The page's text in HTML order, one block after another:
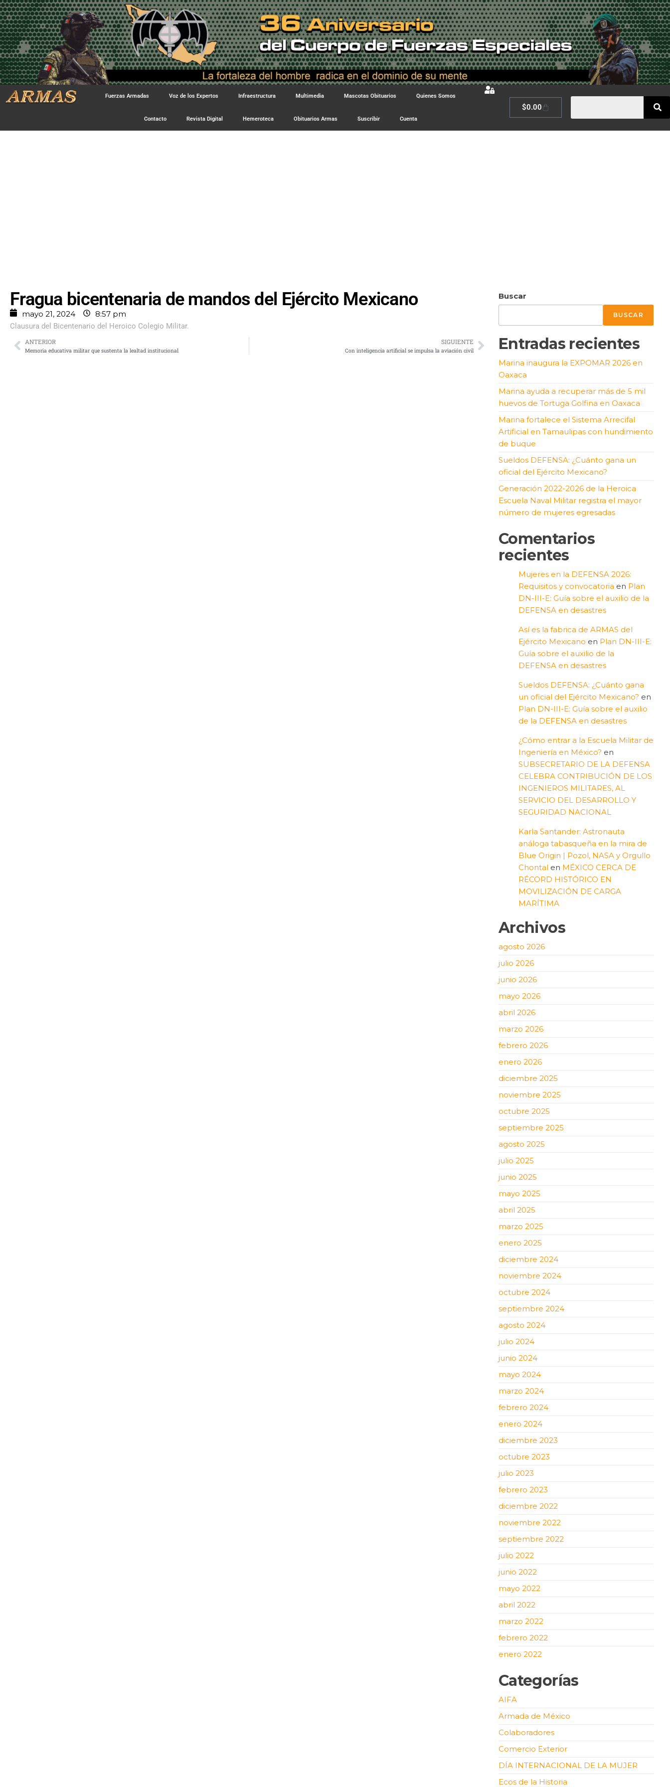
Fuerzas Armadas Voz de los Expertos Infraestructura Multimedia Mascotas Obituarios Quienes Somos
Contacto Revista Digital Hemeroteca Obituarios Armas Suscribir Cuenta
$0.00
Fragua bicentenaria de mandos del Ejército Mexicano
mayo 21, 2024 8:57 pm
Clausura del Bicentenario del Heroico Colegio Militar.
ANTERIOR
Memoria educativa militar que sustenta la lealtad institucional
SIGUIENTE
Con inteligencia artificial se impulsa la aviación civil
Buscar
BUSCAR
Entradas recientes
Marina inaugura la EXPOMAR 2026 en
Oaxaca
Marina ayuda a recuperar más de 5 mil
huevos de Tortuga Golfina en Oaxaca
Marina fortalece el Sistema Arrecifal
Artificial en Tamaulipas con hundimiento
de buque
Sueldos DEFENSA: ¿Cuánto gana un
oficial del Ejército Mexicano?
Generación 2022-2026 de la Heroica
Escuela Naval Militar registra el mayor
número de mujeres egresadas
Comentarios
recientes
Mujeres en la DEFENSA 2026:
Requisitos y convocatoria en Plan
DN-III-E: Guía sobre el auxilio de la
DEFENSA en desastres
Así es la fabrica de ARMAS del
Ejército Mexicano en Plan DN-III-E:
Guía sobre el auxilio de la
DEFENSA en desastres
Sueldos DEFENSA: ¿Cuánto gana
un oficial del Ejército Mexicano? en
Plan DN-III-E: Guía sobre el auxilio
de la DEFENSA en desastres
¿Cómo entrar a la Escuela Militar de
Ingeniería en México? en
SUBSECRETARIO DE LA DEFENSA
CELEBRA CONTRIBUCIÓN DE LOS
INGENIEROS MILITARES, AL
SERVICIO DEL DESARROLLO Y
SEGURIDAD NACIONAL
Karla Santander: Astronauta
análoga tabasqueña en la mira de
Blue Origin | Pozol, NASA y Orgullo
Chontal en MÉXICO CERCA DE
RÉCORD HISTÓRICO EN
MOVILIZACIÓN DE CARGA
MARÍTIMA
Archivos
agosto 2026
julio 2026
junio 2026
mayo 2026
abril 2026
marzo 2026
febrero 2026
enero 2026
diciembre 2025
noviembre 2025
octubre 2025
septiembre 2025
agosto 2025
julio 2025
junio 2025
mayo 2025
abril 2025
marzo 2025
enero 2025
diciembre 2024
noviembre 2024
octubre 2024
septiembre 2024
agosto 2024
julio 2024
junio 2024
mayo 2024
marzo 2024
febrero 2024
enero 2024
diciembre 2023
octubre 2023
julio 2023
febrero 2023
diciembre 2022
noviembre 2022
septiembre 2022
julio 2022
junio 2022
mayo 2022
abril 2022
marzo 2022
febrero 2022
enero 2022
Categorías
AIFA
Armada de México
Colaboradores
Comercio Exterior
DÍA INTERNACIONAL DE LA MUJER
Ecos de la Historia